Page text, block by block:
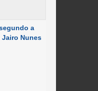
a
Nunes